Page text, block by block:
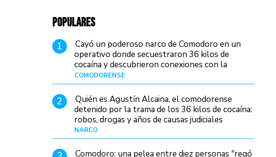
POPULARES
1
Cayó un poderoso narco de Comodoro en un
operativo donde secuestraron 36 kilos de
cocaína y descubrieron conexiones con la
Patagonia
COMODORENSE
2
Quién es Agustín Alcaina, el comodorense
detenido por la trama de los 36 kilos de cocaína:
robos, drogas y años de causas judiciales
NARCO
Comodoro: una pelea entre diez personas "regó